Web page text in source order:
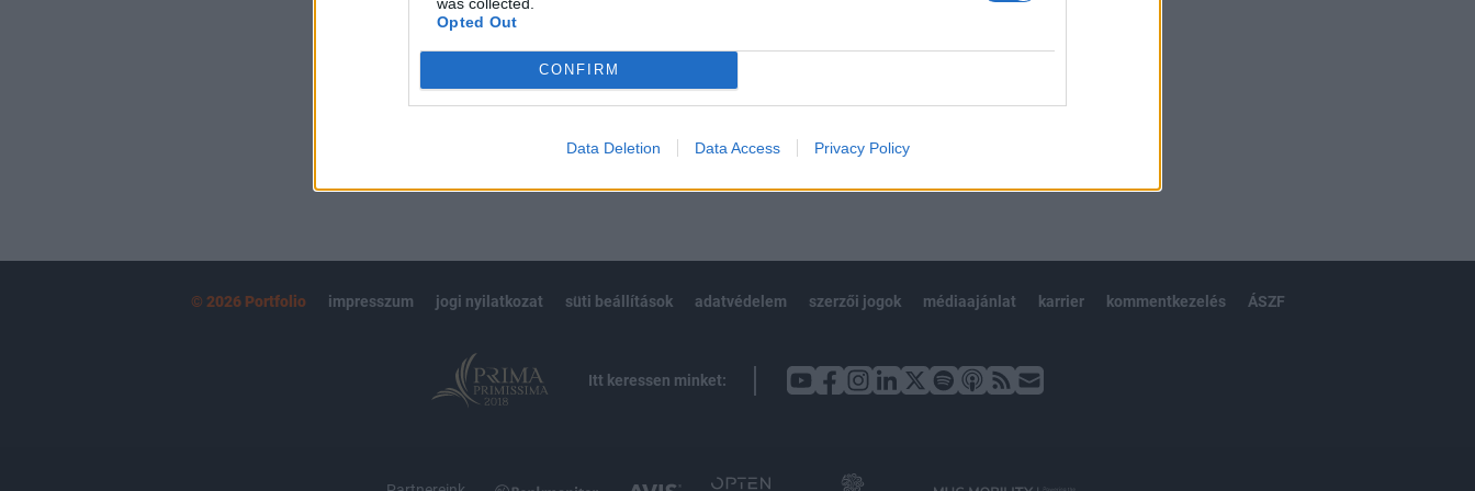
Opted Out
CONFIRM
Data Deletion Data Access Privacy Policy
kötéslistái
Előfizetés
MÁR ELŐFIZETŐNK VAGY? BEJELENTKEZÉS
© 2026 Portfolio impresszum jogi nyilatkozat süti beállítások adatvédelem szerzői jogok médiaajánlat karrier kommentkezelés ÁSZF
Itt keressen minket: